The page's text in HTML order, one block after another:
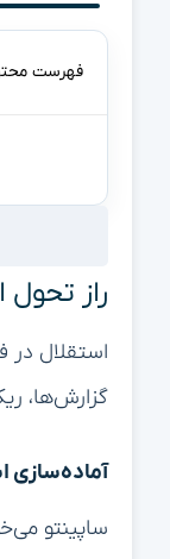
فهرست
راز
استقلال
گزارش‌ها،
آماده‌سازی
ساپینتو